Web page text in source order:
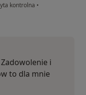
kontrolna •
i
to dla mnie